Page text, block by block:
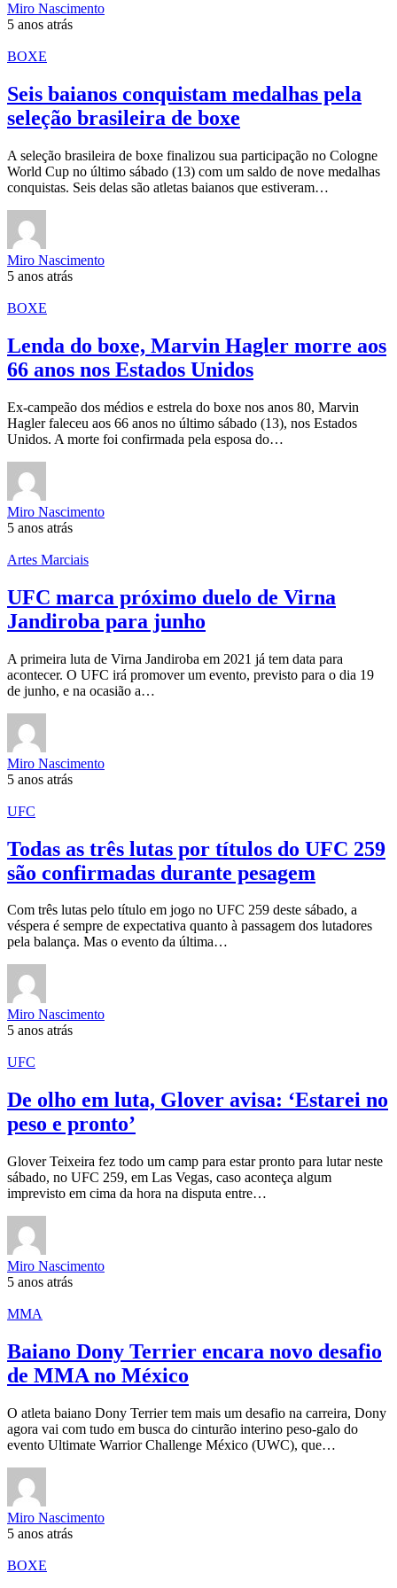
Miro Nascimento
5 anos atrás
BOXE
Seis baianos conquistam medalhas pela
seleção brasileira de boxe
A seleção brasileira de boxe finalizou sua participação no Cologne
World Cup no último sábado (13) com um saldo de nove medalhas
conquistas. Seis delas são atletas baianos que estiveram…
Miro Nascimento
5 anos atrás
BOXE
Lenda do boxe, Marvin Hagler morre aos
66 anos nos Estados Unidos
Ex-campeão dos médios e estrela do boxe nos anos 80, Marvin
Hagler faleceu aos 66 anos no último sábado (13), nos Estados
Unidos. A morte foi confirmada pela esposa do…
Miro Nascimento
5 anos atrás
Artes Marciais
UFC marca próximo duelo de Virna
Jandiroba para junho
A primeira luta de Virna Jandiroba em 2021 já tem data para
acontecer. O UFC irá promover um evento, previsto para o dia 19
de junho, e na ocasião a…
Miro Nascimento
5 anos atrás
UFC
Todas as três lutas por títulos do UFC 259
são confirmadas durante pesagem
Com três lutas pelo título em jogo no UFC 259 deste sábado, a
véspera é sempre de expectativa quanto à passagem dos lutadores
pela balança. Mas o evento da última…
Miro Nascimento
5 anos atrás
UFC
De olho em luta, Glover avisa: ‘Estarei no
peso e pronto’
Glover Teixeira fez todo um camp para estar pronto para lutar neste
sábado, no UFC 259, em Las Vegas, caso aconteça algum
imprevisto em cima da hora na disputa entre…
Miro Nascimento
5 anos atrás
MMA
Baiano Dony Terrier encara novo desafio
de MMA no México
O atleta baiano Dony Terrier tem mais um desafio na carreira, Dony
agora vai com tudo em busca do cinturão interino peso-galo do
evento Ultimate Warrior Challenge México (UWC), que…
Miro Nascimento
5 anos atrás
BOXE